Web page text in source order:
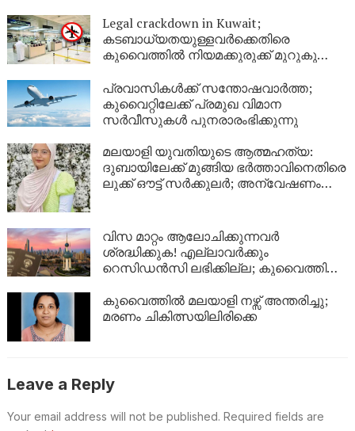
Legal crackdown in Kuwait;
കടബാധ്യതയുള്ളവർക്കെതിരെ
കുവൈത്തിൽ നിയമക്കുരുക്ക് മുറുകുന്നു;
യാത്രാവിലക്ക്
പ്രവാസികൾക്ക് സന്തോഷവാർത്ത;
കുവൈറ്റിലേക്ക് പ്രമുഖ വിമാന
സർവീസുകൾ പുനരാരംഭിക്കുന്നു
മലയാളി യുവതിയുടെ ആത്മഹത്യ:
ദുബായിലേക്ക് മുങ്ങിയ ഭർത്താവിനെതിരെ
ലുക്ക് ഔട്ട് സർക്കുലർ; അന്വേഷണം
വിസ മാറ്റം ആലോചിക്കുന്നവർ
ശ്രദ്ധിക്കുക! എല്ലാവർക്കും
റെസിഡൻസി ലഭിക്കില്ല; കുവൈത്തിന്റെ
കുവൈത്തിൽ മലയാളി നഴ്സ് അന്തരിച്ചു;
മരണം ചികിത്സയിലിരിക്കെ
Leave a Reply
Your email address will not be published. Required fields are